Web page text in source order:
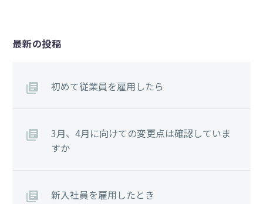
最新の投稿
初めて従業員を雇用したら
3月、4月に向けての変更点は確認していま
すか
新入社員を雇用したとき